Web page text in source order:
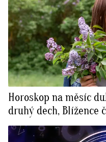
Horoskop na měsíc
druhý dech, Blížence